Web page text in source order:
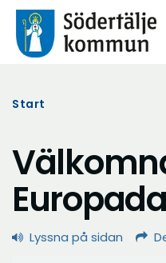
Start
Lyssna på sidan